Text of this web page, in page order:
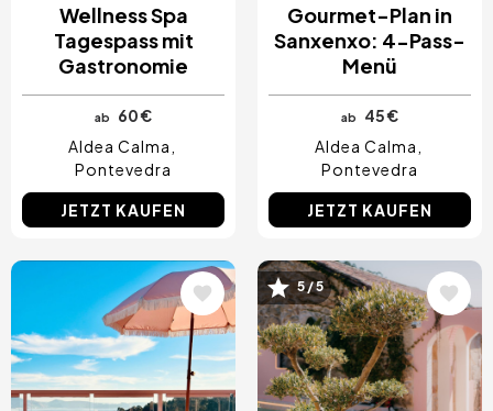
Wellness Spa
Tagespass mit
Gastronomie
ab
60 €
Aldea Calma
Pontevedra
JETZT KAUFEN
Gourmet-Plan in
Sanxenxo: 4-Pass-
Menü
ab
45 €
Aldea Calma
Pontevedra
JETZT KAUFEN
Bild5 / 5